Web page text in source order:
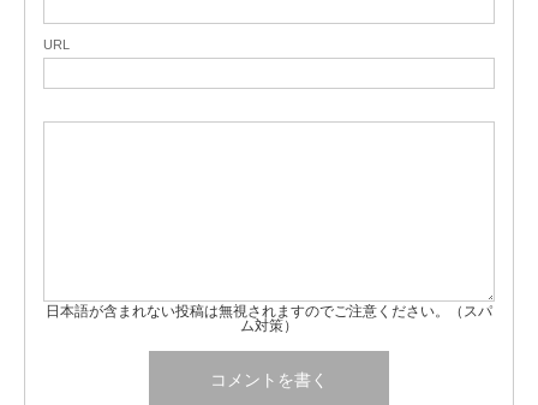
URL
日本語が含まれない投稿は無視されますのでご注意ください。（スパ
ム対策）